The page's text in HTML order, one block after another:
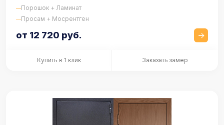
Порошок + Ламинат
Просам + Мосрентген
от 12 720 руб.
Купить в 1 клик Заказать замер